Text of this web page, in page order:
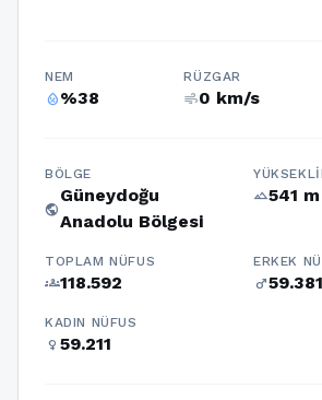
NEM
humidity_percentage%38
RÜZGAR
air0 km/s
BÖLGE
public
Güneydoğu
Anadolu Bölgesi
terrain541 m
TOPLAM NÜFUS
groups118.592
ERKEK
male59.381
KADIN NÜFUS
female 59.211